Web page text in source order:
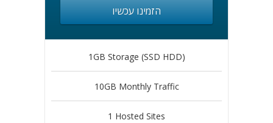
הזמינו עכשיו
1GB Storage (SSD HDD)
10GB Monthly Traffic
1 Hosted Sites